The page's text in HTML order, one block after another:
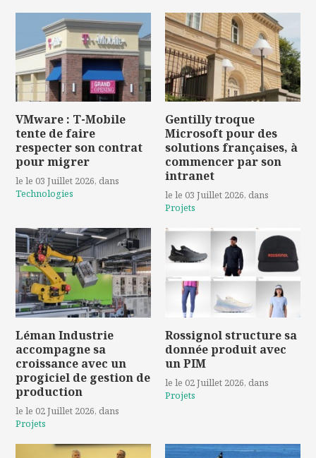
VMware : T-Mobile
tente de faire
respecter son contrat
pour migrer
le le 03 Juillet 2026, dans
Technologies
Gentilly troque
Microsoft pour des
solutions françaises, à
commencer par son
intranet
le le 03 Juillet 2026, dans
Projets
Léman Industrie
accompagne sa
croissance avec un
progiciel de gestion de
production
le le 02 Juillet 2026, dans
Projets
Rossignol structure sa
donnée produit avec
un PIM
le le 02 Juillet 2026, dans
Projets